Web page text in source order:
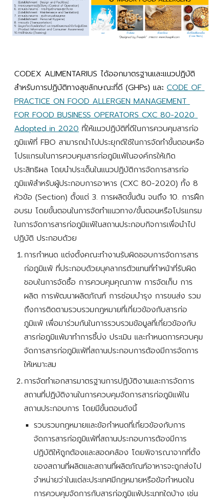
CODEX ALIMENTARIUS ได้ออกมาตรฐานและแนวปฏิบัติ
สำหรับการปฏิบัติทางสุขลักษณะที่ดี (GHPs) และ CODE OF
PRACTICE ON FOOD ALLERGEN MANAGEMENT
FOR FOOD BUSINESS OPERATORS CXC 80-2020
Adopted in 2020 ที่ให้แนวปฏิบัติที่ดีในการควบคุมสารก่อ
ภูมิแพ้ที่ FBO สามารถนำไปประยุกต์ใช้ในการจัดทำขั้นตอนหรือ
โปรแกรมในการควบคุมสารก่อภูมิแพ้ในองค์กรให้เกิด
ประสิทธิผล โดยนำประเด็นในแนวปฏิบัติการจัดการสารก่อ
ภูมิแพ้สำหรับผู้ประกอบการอาหาร (CXC 80-2020) ทั้ง 8
หัวข้อ (Section) ตั้งแต่ 3. การผลิตขั้นต้น จนถึง 10. การฝึก
อบรม โดยขั้นตอนในการจัดทำแนวทาง/ขั้นตอนหรือโปรแกรม
ในการจัดการสารก่อภูมิแพ้ในสถานประกอบกิจการเพื่อนำไป
ปฏิบัติ ประกอบด้วย
การกำหนด แต่งตั้งคณะทำงานรับผิดชอบการจัดการสาร
ก่อภูมิแพ้ ที่ประกอบด้วยบุคลากรตัวแทนที่ทำหน้าที่รับผิด
ชอบในการจัดซื้อ การควบคุมคุณภาพ การจัดเก็บ การ
ผลิต การพัฒนาผลิตภัณฑ์ การซ่อมบำรุง การขนส่ง รวม
ถึงการติดตามรวบรวมกฎหมายที่เกี่ยวข้องกับสารก่อ
ภูมิแพ้ เพื่อมาร่วมกันในการรวบรวมข้อมูลที่เกี่ยวข้องกับ
สารก่อภูมิแพ้มาทำการชี้บ่ง ประเมิน และกำหนดการควบคุม
จัดการสารก่อภูมิแพ้ที่สถานประกอบการต้องมีการจัดการ
ให้เหมาะสม
การจัดทำเอกสารมาตรฐานการปฏิบัติงานและการจัดการ
สถานที่ปฏิบัติงานในการควบคุมจัดการสารก่อภูมิแพ้ใน
สถานประกอบการ โดยมีขั้นตอนดังนี้
รวบรวมกฎหมายและข้อกำหนดที่เกี่ยวข้องกับการ
จัดการสารก่อภูมิแพ้ที่สถานประกอบการต้องมีการ
ปฏิบัติให้ถูกต้องและสอดคล้อง โดยพิจารณาจากที่ตั้ง
ของสถานที่ผลิตและสถานที่ผลิตภัณฑ์อาหารจะถูกส่งไป
จำหน่ายว่าในแต่ละประเทศมีกฎหมายหรือข้อกำหนดใน
การควบคุมจัดการกับสารก่อภูมิแพ้ประเภทใดบ้าง เช่น